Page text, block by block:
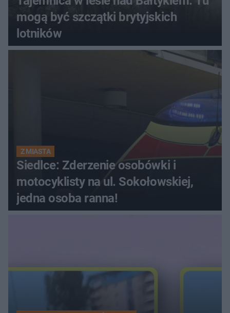
mogą być szczątki brytyjskich
lotników
Z MIASTA
Siedlce: Zderzenie osobówki i
motocyklisty na ul. Sokołowskiej,
jedna osoba ranna!